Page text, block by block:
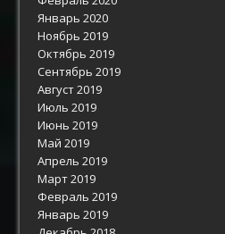
Январь 2020
Ноябрь 2019
Октябрь 2019
Сентябрь 2019
Август 2019
Июль 2019
Июнь 2019
Май 2019
Апрель 2019
Март 2019
Февраль 2019
Январь 2019